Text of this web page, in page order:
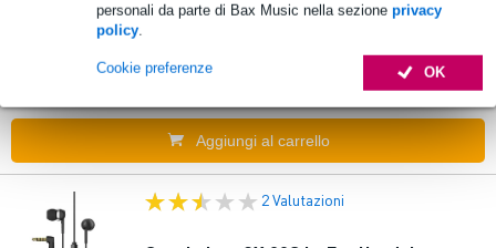
personali da parte di Bax Music nella sezione privacy
policy.
OK
Cookie preferenzeOrdina subito e riceverai il prodotto in 7 giorni
Aggiungi al carrello
2 Valutazioni